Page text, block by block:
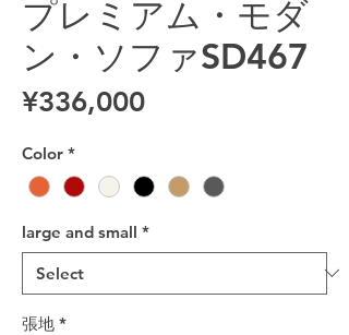
プレミアム・モダ
ン・ソファSD467
¥336,000Price
Color *
large and small *
張地 *